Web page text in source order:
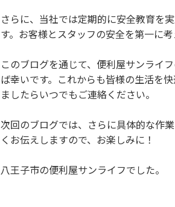
さらに、当社では定期的に安全教育を
す。お客様とスタッフの安全を第一に考
このブログを通じて、便利屋サンライ
ば幸いです。これからも皆様の生活を
ましたらいつでもご連絡ください。
次回のブログでは、さらに具体的な作
くお伝えしますので、お楽しみに！
八王子市の便利屋サンライフでした。